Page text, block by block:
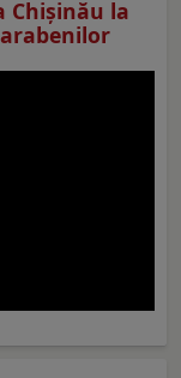
Chișinău la